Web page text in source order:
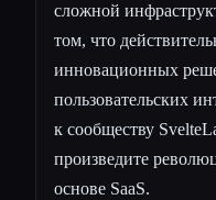
сложной
том, что
инновационных
пользовательских
к сообществу
произведите
основе SaaS.